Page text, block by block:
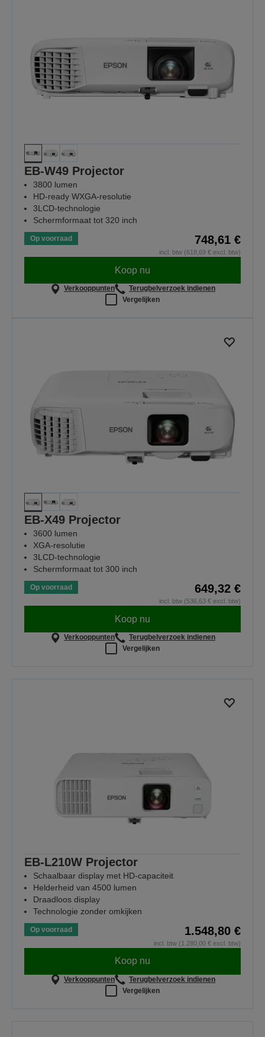
EB-W49 Projector
3800 lumen
HD-ready WXGA-resolutie
3LCD-technologie
Schermformaat tot 320 inch
Op voorraad 748,61 €
incl. btw (618,69 € excl. btw)
Koop nu
Verkooppunten
Terugbelverzoek indienen
Vergelijken
EB-X49 Projector
3600 lumen
XGA-resolutie
3LCD-technologie
Schermformaat tot 300 inch
Op voorraad 649,32 €
incl. btw (536,63 € excl. btw)
Koop nu
Verkooppunten
Terugbelverzoek indienen
Vergelijken
EB-L210W Projector
Schaalbaar display met HD-capaciteit
Helderheid van 4500 lumen
Draadloos display
Technologie zonder omkijken
Op voorraad 1.548,80 €
incl. btw (1.280,00 € excl. btw)
Koop nu
Verkooppunten
Terugbelverzoek indienen
Vergelijken